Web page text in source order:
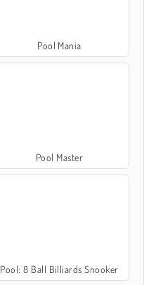
Pool Mania
Pool Master
Pool: 8 Ball Billiards Snooker